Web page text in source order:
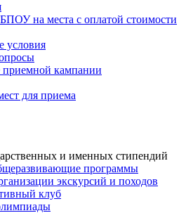
на места с оплатой стоимости
условия
кампании
для приема
и именных стипендий
программы
экскурсий и походов
клуб